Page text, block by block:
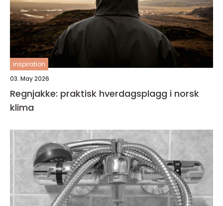
inspiration
03. May 2026
Regnjakke: praktisk hverdagsplagg i norsk
klima